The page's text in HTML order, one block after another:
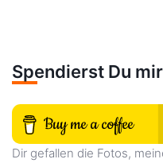
Spendierst Du
Dir gefallen die Fotos,